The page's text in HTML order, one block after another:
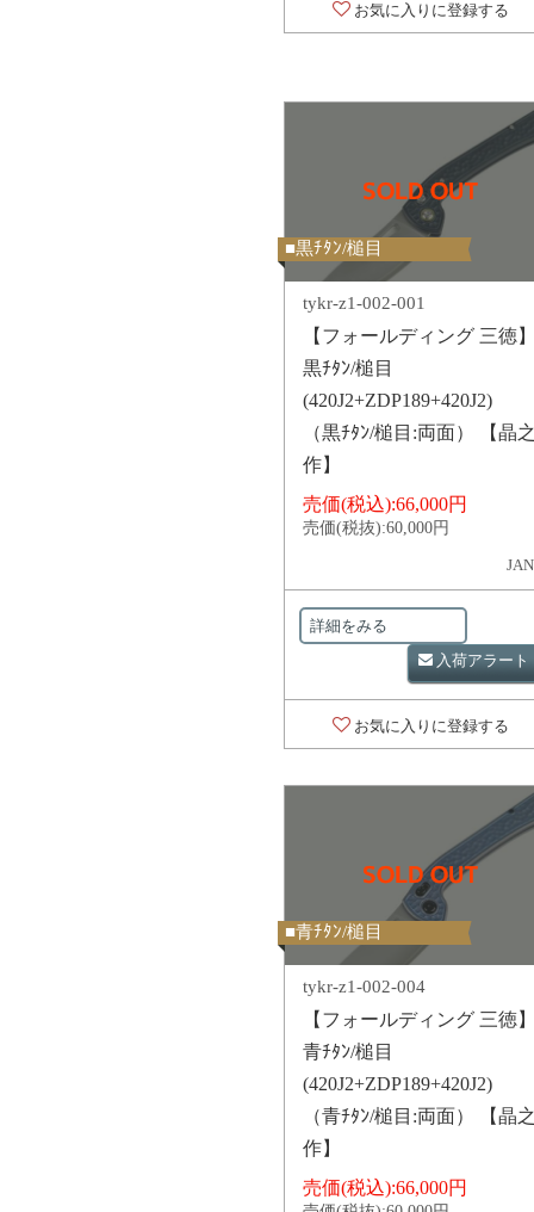
お気に入りに登録する
■黒ﾁﾀﾝ/槌目
tykr-z1-002-001
【フォールディング 三徳
黒ﾁﾀﾝ/槌目
(420J2+ZDP189+420J2)
（黒ﾁﾀﾝ/槌目:両面） 【晶
作】
売価(税込):66,000円
売価(税抜):60,000円
詳細をみる
入荷アラート
お気に入りに登録する
■青ﾁﾀﾝ/槌目
tykr-z1-002-004
【フォールディング 三徳
青ﾁﾀﾝ/槌目
(420J2+ZDP189+420J2)
（青ﾁﾀﾝ/槌目:両面） 【晶
作】
売価(税込):66,000円